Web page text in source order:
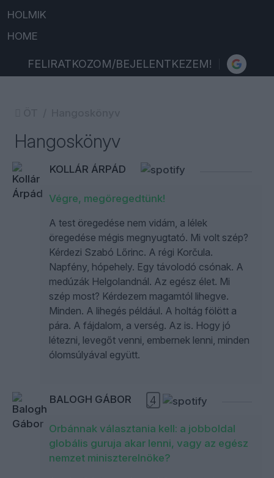
HOLMIK
HOME
FELIRATKOZOM/BEJELENTKEZEM!
Hangoskönyv
KOLLÁR ÁRPÁD
Végre, megöregedtünk!
A test öregedése nem vidám, a lélek
öregedése mégis megnyugtató. Mi volt szép?
Kérdezi Szabó Lőrinc. A régi Korčula.
Napfény, hópehely. Egy távolodó csónak. A
medúzák Helgolandnál. Az egész élet. Mi
szép most? Kérdezem magamtól lihegve.
Minden. A lihegés például. A holtág fölött a
pára. A fájdalom, a verség. Az is. Hogy jó
létezni, levegőt venni, embernek lenni, minden
ólomsúlyával együtt.
BALOGH GÁBOR 4
Orbánnak választania kell: a jobboldal
globális guruja akar lenni, vagy az egész
nemzet miniszterelnöke?